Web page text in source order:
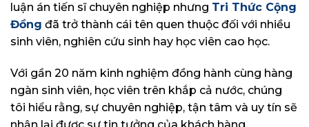
luận án tiến sĩ chuyên nghiệp nhưng Tri Thức Cộng
Đồng đã trở thành cái tên quen thuộc đối với nhiều
sinh viên, nghiên cứu sinh hay học viên cao học.
Với gần 20 năm kinh nghiệm đồng hành cùng hàng
ngàn sinh viên, học viên trên khắp cả nước, chúng
tôi hiểu rằng, sự chuyên nghiệp, tận tâm và uy tín sẽ